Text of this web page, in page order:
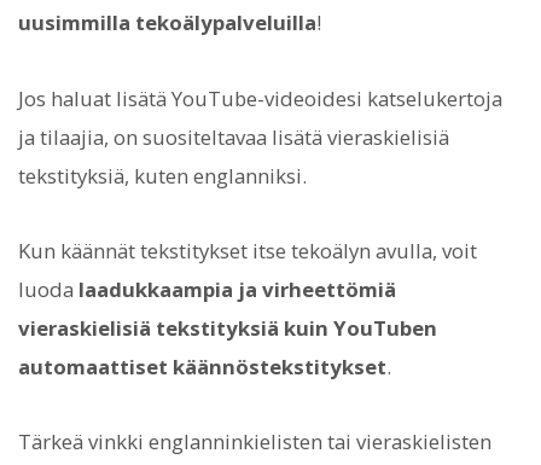
uusimmilla tekoälypalveluilla!
Jos haluat lisätä YouTube-videoidesi katselukertoja
ja tilaajia, on suositeltavaa lisätä vieraskielisiä
tekstityksiä, kuten englanniksi.
Kun käännät tekstitykset itse tekoälyn avulla, voit
luoda laadukkaampia ja virheettömiä
vieraskielisiä tekstityksiä kuin YouTuben
automaattiset käännöstekstitykset.
Tärkeä vinkki englanninkielisten tai vieraskielisten